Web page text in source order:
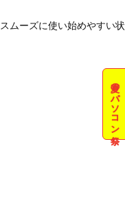
夏のパソコン祭
ムーズに使い始めやすい